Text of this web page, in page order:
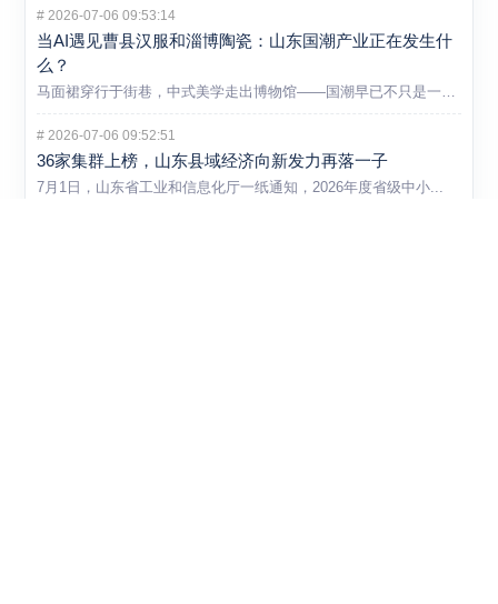
# 2026-07-06 09:53:14
当AI遇见曹县汉服和淄博陶瓷：山东国潮产业正在发生什
么？
# 2026-07-06 09:52:51
36家集群上榜，山东县域经济向新发力再落一子
7月1日，山东省工业和信息化厅一纸通知，2026年度省级中小...